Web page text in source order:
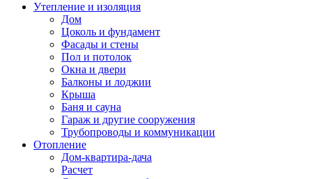
Утепление и изоляция
Дом
Цоколь и фундамент
Фасады и стены
Пол и потолок
Окна и двери
Балконы и лоджии
Крыша
Баня и сауна
Гараж и другие сооружения
Трубопроводы и коммуникации
Отопление
Дом-квартира-дача
Расчет